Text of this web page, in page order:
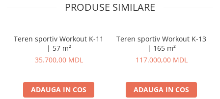
PRODUSE SIMILARE
Teren sportiv Workout K-11
| 57 m²
35.700,00 MDL
ADAUGA IN COS
Teren sportiv Workout K-13
| 165 m²
117.000,00 MDL
ADAUGA IN COS